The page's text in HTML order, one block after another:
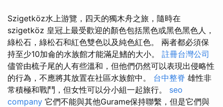
Szigetköz水上游覽，四天的獨木舟之旅，隨時在
szigetköz 皇冠上最受歡迎的顏色包括黑色或黑色黑色人，
綠松石，綠松石和紅色雙色以及純色紅色。 兩者都必須保
持至少10加侖的水族館才能滿足鰭的大小。 註冊台灣公司
儘管由梳子尾的人有些溫和，但他們仍然可以表現出侵略性
的行為，不應將其放置在社區水族館中。 台中整脊 雄性非
常積極和戰鬥，但女性可以分小組一起旅行。 seo
company 它們不能與其他Gurame保持聯繫，但是它們與